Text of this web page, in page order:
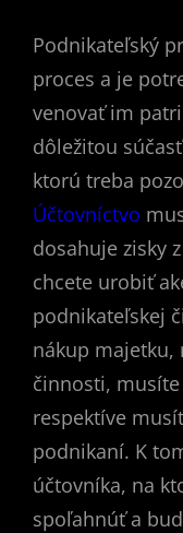
Podnikateľský
proces a je
venovať im
dôležitou
ktorú treba
Účtovníctvo
dosahuje zisky
chcete urobiť
podnikateľskej
nákup majetku,
činnosti,
respektíve
podnikaní. K
účtovníka, na
spoľahnúť a